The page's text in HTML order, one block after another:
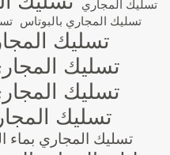
تسليك المجاري
تسليك المجاري بالبوتاس
تسليك
تسليك
تسليك
تسليك
تسليك المجاري بماء